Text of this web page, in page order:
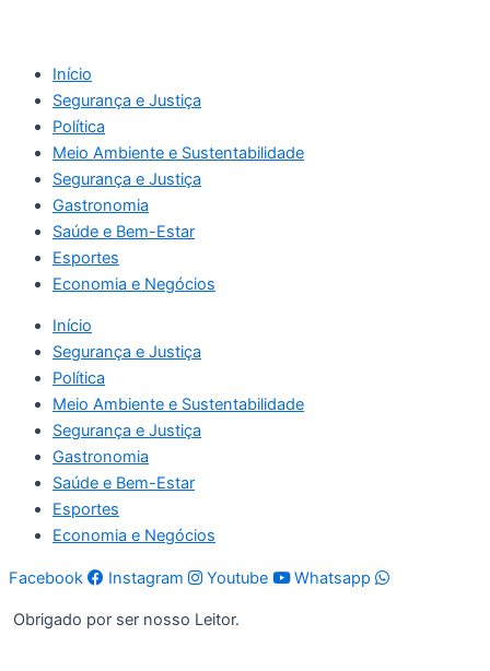
Início
Segurança e Justiça
Política
Meio Ambiente e Sustentabilidade
Segurança e Justiça
Gastronomia
Saúde e Bem-Estar
Esportes
Economia e Negócios
Início
Segurança e Justiça
Política
Meio Ambiente e Sustentabilidade
Segurança e Justiça
Gastronomia
Saúde e Bem-Estar
Esportes
Economia e Negócios
Facebook Instagram Youtube Whatsapp
Obrigado por ser nosso Leitor.